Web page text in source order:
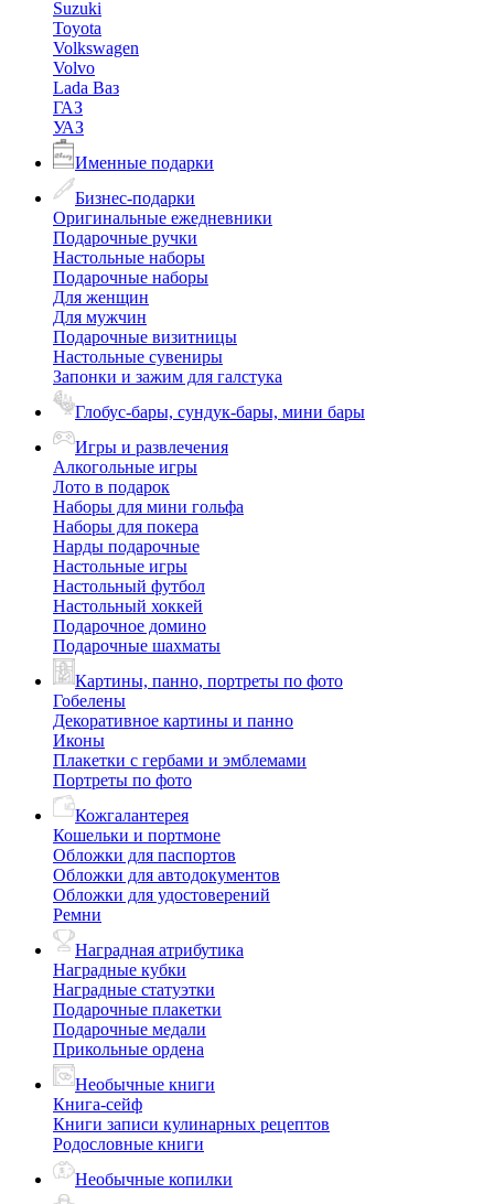
Suzuki
Toyota
Volkswagen
Volvo
Lada Ваз
ГАЗ
УАЗ
Именные подарки
Бизнес-подарки
Оригинальные ежедневники
Подарочные ручки
Настольные наборы
Подарочные наборы
Для женщин
Для мужчин
Подарочные визитницы
Настольные сувениры
Запонки и зажим для галстука
Глобус-бары, сундук-бары, мини бары
Игры и развлечения
Алкогольные игры
Лото в подарок
Наборы для мини гольфа
Наборы для покера
Нарды подарочные
Настольные игры
Настольный футбол
Настольный хоккей
Подарочное домино
Подарочные шахматы
Картины, панно, портреты по фото
Гобелены
Декоративное картины и панно
Иконы
Плакетки с гербами и эмблемами
Портреты по фото
Кожгалантерея
Кошельки и портмоне
Обложки для паспортов
Обложки для автодокументов
Обложки для удостоверений
Ремни
Наградная атрибутика
Наградные кубки
Наградные статуэтки
Подарочные плакетки
Подарочные медали
Прикольные ордена
Необычные книги
Книга-сейф
Книги записи кулинарных рецептов
Родословные книги
Необычные копилки